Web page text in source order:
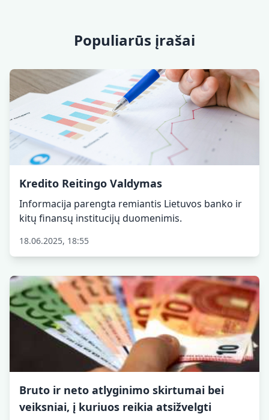
Populiarūs įrašai
Kredito Reitingo Valdymas
Informacija parengta remiantis Lietuvos banko ir
kitų finansų institucijų duomenimis.
18.06.2025, 18:55
Bruto ir neto atlyginimo skirtumai bei
veiksniai, į kuriuos reikia atsižvelgti